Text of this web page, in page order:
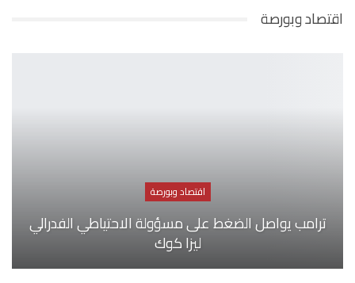
اقتصاد وبورصة
اقتصاد وبورصة
ترامب يواصل الضغط على مسؤولة الاحتياطي الفدرالي
ليزا كوك